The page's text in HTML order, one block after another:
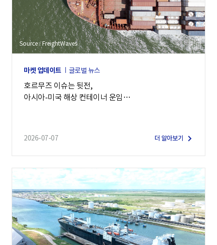
Source : FreightWaves
마켓 업데이트 글로벌 뉴스
호르무즈 이슈는 뒷전,
아시아-미국 해상 컨테이너 운임
2026-07-07 더 알아보기